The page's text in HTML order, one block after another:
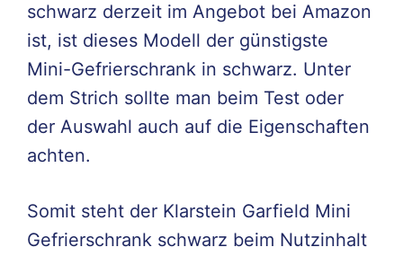
schwarz derzeit im Angebot bei Amazon
ist, ist dieses Modell der günstigste
Mini-Gefrierschrank in schwarz. Unter
dem Strich sollte man beim Test oder
der Auswahl auch auf die Eigenschaften
achten.
Somit steht der Klarstein Garfield Mini
Gefrierschrank schwarz beim Nutzinhalt